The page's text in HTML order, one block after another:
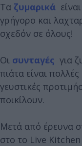
Τα ζυμαρικά
γρήγορο και
σχεδόν σε όλους!
Οι συνταγές για
πιάτα είναι
γευστικές
ποικίλουν.
Μετά από έρευνα
στο το Live